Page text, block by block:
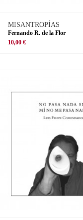
MISANTROPÍAS
Fernando R. de la Flor
10,00 €